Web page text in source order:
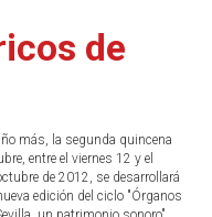
de
más, la segunda quincena
entre el viernes 12 y el
de 2012, se desarrollará
edición del ciclo "Órganos